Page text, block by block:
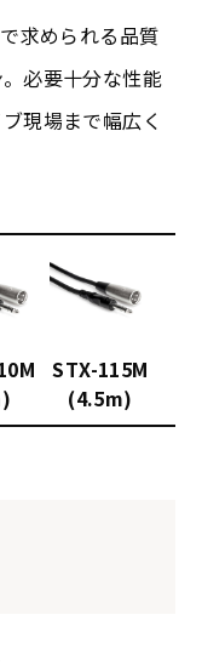
求められる品質
必要十分な性能
現場まで幅広く
STX-115M
(4.5m)